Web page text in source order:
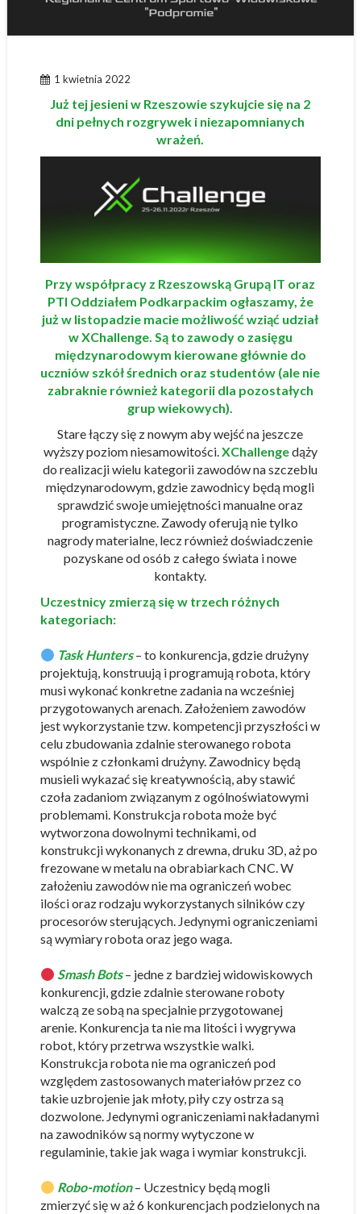
1 kwietnia 2022
Już tej jesieni w Rzeszowie szykujcie się na 2
dni pełnych rozgrywek i niezapomnianych
wrażeń.
Przy współpracy z Rzeszowską Grupą IT oraz
PTI Oddziałem Podkarpackim ogłaszamy, że
już w listopadzie macie możliwość wziąć udział
w XChallenge. Są to zawody o zasięgu
międzynarodowym kierowane głównie do
uczniów szkół średnich oraz studentów (ale nie
zabraknie również kategorii dla pozostałych
grup wiekowych).
Stare łączy się z nowym aby wejść na jeszcze
wyższy poziom niesamowitości.XChallengedąży
do realizacji wielu kategorii zawodów na szczeblu
międzynarodowym, gdzie zawodnicy będą mogli
sprawdzić swoje umiejętności manualne oraz
programistyczne. Zawody oferują nie tylko
nagrody materialne, lecz również doświadczenie
pozyskane od osób z całego świata i nowe
kontakty.
Uczestnicy zmierzą się w trzech różnych
kategoriach:
Task Hunters– to konkurencja, gdzie drużyny
projektują, konstruują i programują robota, który
musi wykonać konkretne zadania na wcześniej
przygotowanych arenach. Założeniem zawodów
jest wykorzystanie tzw. kompetencji przyszłości w
celu zbudowania zdalnie sterowanego robota
wspólnie z członkami drużyny. Zawodnicy będą
musieli wykazać się kreatywnością, aby stawić
czoła zadaniom związanym z ogólnoświatowymi
problemami. Konstrukcja robota może być
wytworzona dowolnymi technikami, od
konstrukcji wykonanych z drewna, druku 3D, aż po
frezowane w metalu na obrabiarkach CNC. W
założeniu zawodów nie ma ograniczeń wobec
ilości oraz rodzaju wykorzystanych silników czy
procesorów sterujących. Jedynymi ograniczeniami
są wymiary robota oraz jego waga.
Smash Bots– jedne z bardziej widowiskowych
konkurencji, gdzie zdalnie sterowane roboty
walczą ze sobą na specjalnie przygotowanej
arenie. Konkurencja ta nie ma litości i wygrywa
robot, który przetrwa wszystkie walki.
Konstrukcja robota nie ma ograniczeń pod
względem zastosowanych materiałów przez co
takie uzbrojenie jak młoty, piły czy ostrza są
dozwolone. Jedynymi ograniczeniami nakładanymi
na zawodników są normy wytyczone w
regulaminie, takie jak waga i wymiar konstrukcji.
Robo-motion– Uczestnicy będą mogli
zmierzyć się w aż 6 konkurencjach podzielonych na